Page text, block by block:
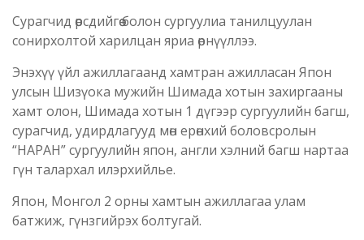
Сурагчид өөрсдийгөө болон сургуулиа танилцуулан
сонирхолтой харилцан яриа өрнүүллээ.
Энэхүү үйл ажиллагаанд хамтран ажилласан Япон
улсын Шизүока мужийн Шимада хотын захиргааны
хамт олон, Шимада хотын 1 дүгээр сургуулийн багш,
сурагчид, удирдлагууд мөн ерөнхий боловсролын
“НАРАН” сургуулийн япон, англи хэлний багш нартаа
гүн талархал илэрхийлье.
Япон, Монгол 2 орны хамтын ажиллагаа улам
батжиж, гүнзгийрэх болтугай.